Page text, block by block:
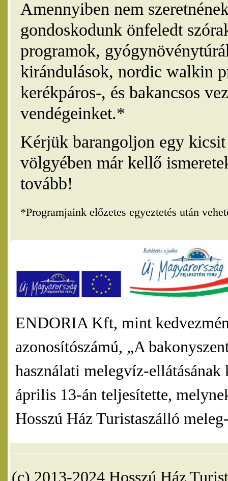
Amennyiben nem
gondoskodunk önfeledt
programok,
kirándulások, nordic walkin
kerékpáros-, és bakancsos
vendégeinket.*
Kérjük barangoljon egy
völgyében már kellő
tovább!
*Programjaink előzetes egyeztetés után
ENDORIA Kft, mint
azonosítószámú, „A
használati melegvíz-
április 13-án teljesítette,
Hosszú Ház Turistaszálló
(c) 2013-2024 Hosszú Ház